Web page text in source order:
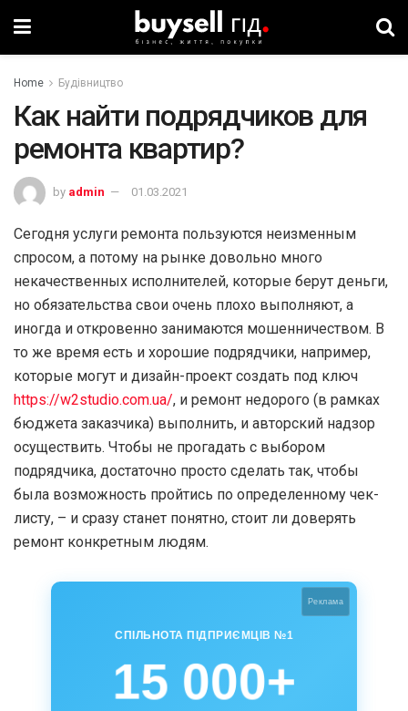
Home Будівництво
Как найти подрядчиков для
ремонта квартир?
by admin 01.03.2021
Сегодня услуги ремонта пользуются неизменным
спросом, а потому на рынке довольно много
некачественных исполнителей, которые берут деньги,
но обязательства свои очень плохо выполняют, а
иногда и откровенно занимаются мошенничеством. В
то же время есть и хорошие подрядчики, например,
которые могут и дизайн-проект создать под ключ
https://w2studio.com.ua/, и ремонт недорого (в рамках
бюджета заказчика) выполнить, и авторский надзор
осуществить. Чтобы не прогадать с выбором
подрядчика, достаточно просто сделать так, чтобы
была возможность пройтись по определенному чек-
листу, – и сразу станет понятно, стоит ли доверять
ремонт конкретным людям.
Реклама
СПІЛЬНОТА ПІДПРИЄМЦІВ №1
15 000+